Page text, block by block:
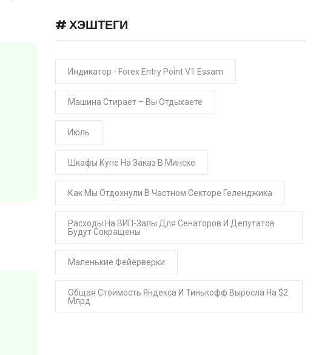
# ХЭШТЕГИ
Индикатор - Forex Entry Point V1 Essam
Машина Стирает – Вы Отдыхаете
Июль
Шкафы Купе На Заказ В Минске
Как Мы Отдохнули В Частном Секторе Геленджика
Расходы На ВИП-Залы Для Сенаторов И Депутатов
Будут Сокращены
Маленькие Фейерверки
Общая Стоимость Яндекса И Тинькофф Выросла На $2
Млрд